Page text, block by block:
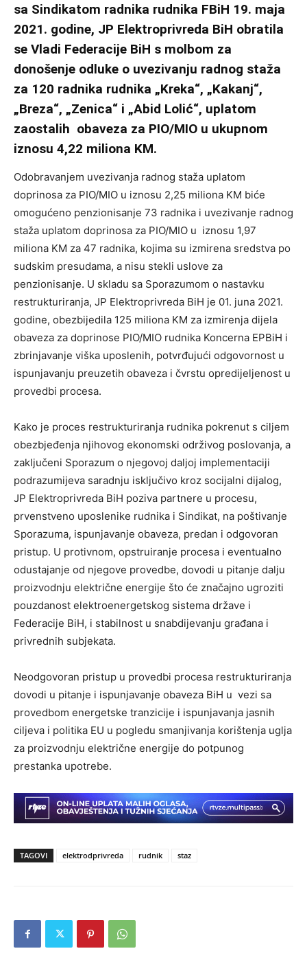
sa Sindikatom radnika rudnika FBiH 19. maja
2021. godine, JP Elektroprivreda BiH obratila
se Vladi Federacije BiH s molbom za
donošenje odluke o uvezivanju radnog staža
za 120 radnika rudnika „Kreka“, „Kakanj“,
„Breza“, „Zenica“ i „Abid Lolić“, uplatom
zaostalih obaveza za PIO/MIO u ukupnom
iznosu 4,22 miliona KM.
Odobravanjem uvezivanja radnog staža uplatom
doprinosa za PIO/MIO u iznosu 2,25 miliona KM biće
omogućeno penzionisanje 73 radnika i uvezivanje radnog
staža uplatom doprinosa za PIO/MIO u iznosu 1,97
miliona KM za 47 radnika, kojima su izmirena sredstva po
sudskim presudama, a nisu stekli uslove za
penzionisanje. U skladu sa Sporazumom o nastavku
restrukturiranja, JP Elektroprivreda BiH je 01. juna 2021.
godine, obezbijedila 125 miliona KM za izmirenja dijela
obaveza za doprinose PIO/MIO rudnika Koncerna EPBiH i
zbrinjavanje viška uposlenih, potvrđujući odgovornost u
ispunjavanju preuzetih obaveza i čvrstu opredijeljenost u
provedbi procesa.
Kako je proces restrukturiranja rudnika pokrenut s ciljem
obezbjeđenja njihovog ekonomski održivog poslovanja, a
zaključeni Sporazum o njegovoj daljoj implementaciji
podrazumijeva saradnju isključivo kroz socijalni dijalog,
JP Elektroprivreda BiH poziva partnere u procesu,
prvenstveno uposlenike rudnika i Sindikat, na poštivanje
Sporazuma, ispunjavanje obaveza, predan i odgovoran
pristup. U protivnom, opstruiranje procesa i eventualno
odustajanje od njegove provedbe, dovodi u pitanje dalju
proizvodnju električne energije što će značajno ugroziti
pouzdanost elektroenergetskog sistema države i
Federacije BiH, i stabilnost u snabdijevanju građana i
privrednih subjekata.
Neodgovoran pristup u provedbi procesa restrukturiranja
dovodi u pitanje i ispunjavanje obaveza BiH u vezi sa
provedbom energetske tranzicije i ispunjavanja jasnih
ciljeva i politika EU u pogledu smanjivanja korištenja uglja
za proizvodnju električne energije do potpunog
prestanka upotrebe.
TAGOVI elektrodprivreda rudnik staz